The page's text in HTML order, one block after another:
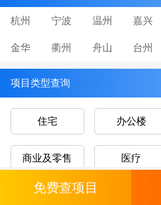
杭州 宁波 温州 嘉兴
金华 衢州 舟山 台州
项目类型查询
住宅 办公楼
商业及零售 医疗
文娱康乐
免费查项目